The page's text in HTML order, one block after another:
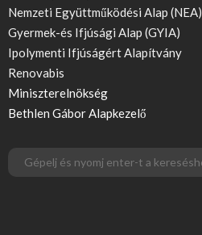
Nemzeti Együttműködési Alap (NEA)
Gyermek-és Ifjúsági Alap (GYIA)
Ipolymenti Ifjúságért Alapítvány
Renovabis
Miniszterelnökség
Bethlen Gábor Alapkezelő